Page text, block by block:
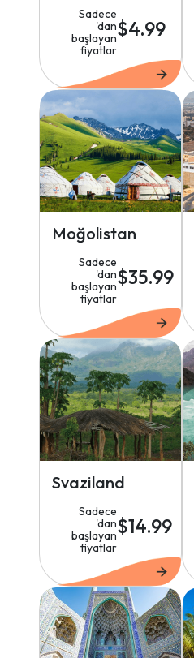
Sadece
'dan
başlayan
fiyatlar
$4.99
Moğolistan
Sadece
'dan
başlayan
fiyatlar
$35.99
Svaziland
Sadece
'dan
başlayan
fiyatlar
$14.99